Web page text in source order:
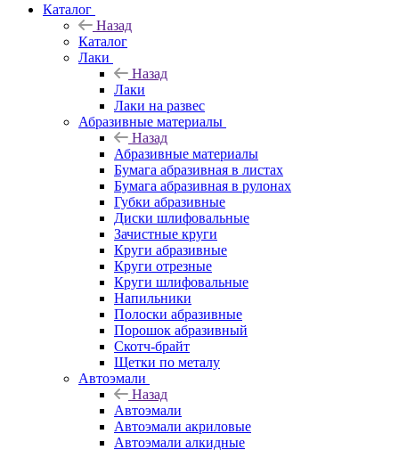
Каталог
Назад
Каталог
Лаки
Назад
Лаки
Лаки на развес
Абразивные материалы
Назад
Абразивные материалы
Бумага абразивная в листах
Бумага абразивная в рулонах
Губки абразивные
Диски шлифовальные
Зачистные круги
Круги абразивные
Круги отрезные
Круги шлифовальные
Напильники
Полоски абразивные
Порошок абразивный
Скотч-брайт
Щетки по металу
Автоэмали
Назад
Автоэмали
Автоэмали акриловые
Автоэмали алкидные